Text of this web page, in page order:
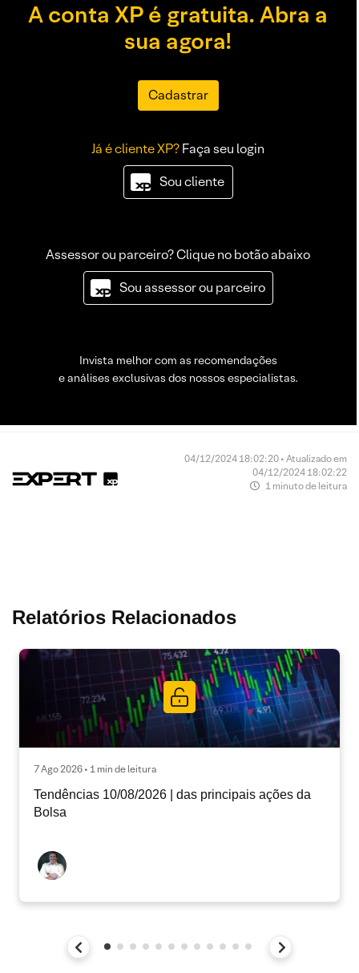
A conta XP é gratuita. Abra a
sua agora!
Cadastrar
Já é cliente XP?Faça seu login
Sou cliente
Assessor ou parceiro? Clique no botão abaixo
Sou assessor ou parceiro
Invista melhor com as recomendações
e análises exclusivas dos nossos especialistas.
04/12/2024 18:02:20 • Atualizado em
04/12/2024 18:02:22
1 minuto de leitura
Relatórios Relacionados
7 Ago 2026 • 1 min de leitura
Tendências 10/08/2026 | das principais ações da
Bolsa